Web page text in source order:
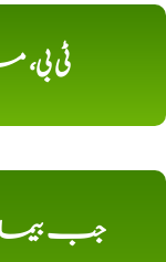
ٹی
جب بیمار